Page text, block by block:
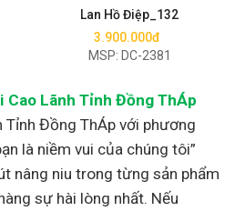
Lan Hồ Điệp_132
3.900.000đ
MSP: DC-2381
Cao Lãnh Tỉnh Đồng ThÁp
Tỉnh Đồng ThÁp với phương
là niềm vui của chúng tôi”
nâng niu trong từng sản phẩm
sự hài lòng nhất. Nếu